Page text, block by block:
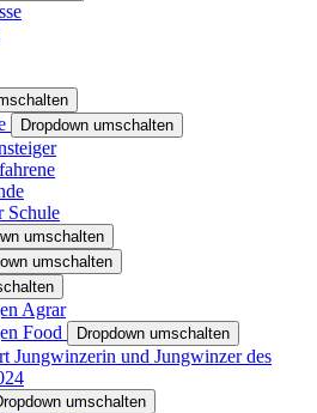
Dropdown umschalten
Schule
umschalten
umschalten
Agrar
Food
Dropdown umschalten
Jungwinzerin und Jungwinzer des
umschalten